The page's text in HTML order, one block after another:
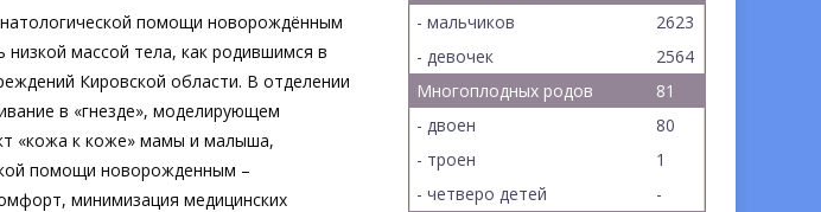
помощи новорождённым
массой тела, как родившимся в
Кировской области. В отделении
в «гнезде», моделирующем
«кожа к коже» мамы и малыша,
помощи новорожденным –
минимизация медицинских
- мальчиков
2623
- девочек
2564
Многоплодных родов
81
- двоен
80
- троен
1
- четверо детей
-